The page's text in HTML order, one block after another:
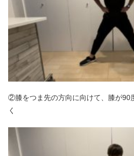
②膝をつま先の方向に向けて、膝が90
く